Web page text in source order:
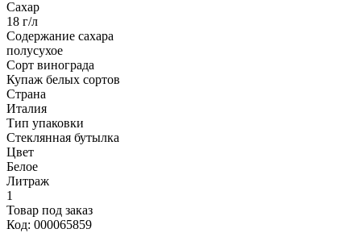
Сахар
18 г/л
Содержание сахара
полусухое
Сорт винограда
Купаж белых сортов
Страна
Италия
Тип упаковки
Стеклянная бутылка
Цвет
Белое
Литраж
1
Товар под заказ
Код: 000065859